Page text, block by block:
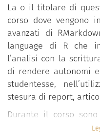
La o il titolare di
corso dove vengono
avanzati di
language di R che
l’analisi con la
di rendere autonomi
studentesse,
stesura di report,
Durante il corso
linguaggio